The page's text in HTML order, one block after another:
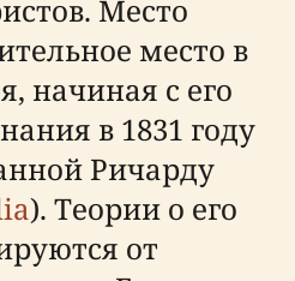
Место
место в
начиная с его
в 1831 году
Ричарду
). Теории о его
от